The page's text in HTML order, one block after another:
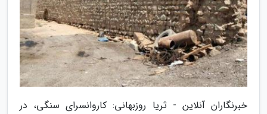
خبرنگاران آنلاین - ثریا روزبهانی: کاروانسرای سنگی، در